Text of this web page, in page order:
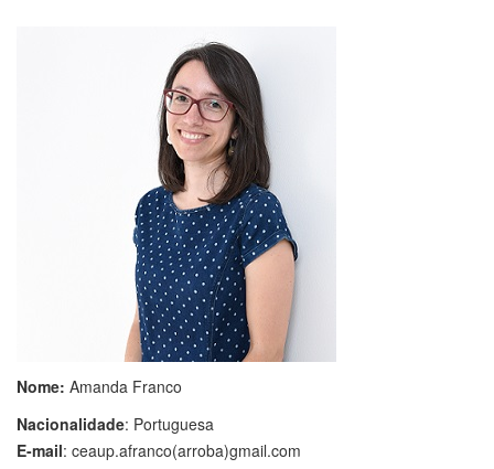
Nome: Amanda Franco
Nacionalidade: Portuguesa
E-mail: ceaup.afranco(arroba)gmail.com